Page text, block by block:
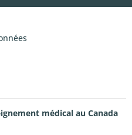
médical au Canada